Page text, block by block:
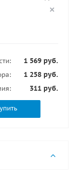
1 569 руб.
1 258 руб.
311 руб.